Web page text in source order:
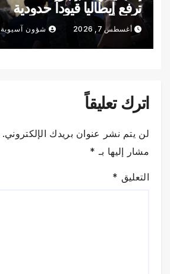
ترفع إيطاليا قيوداً حدودية
أغسطس 7, 2026 شؤون آسيوية
اترك تعليقاً
لن يتم نشر عنوان بريدك الإلكتروني.
مشار إليها بـ *
التعليق *